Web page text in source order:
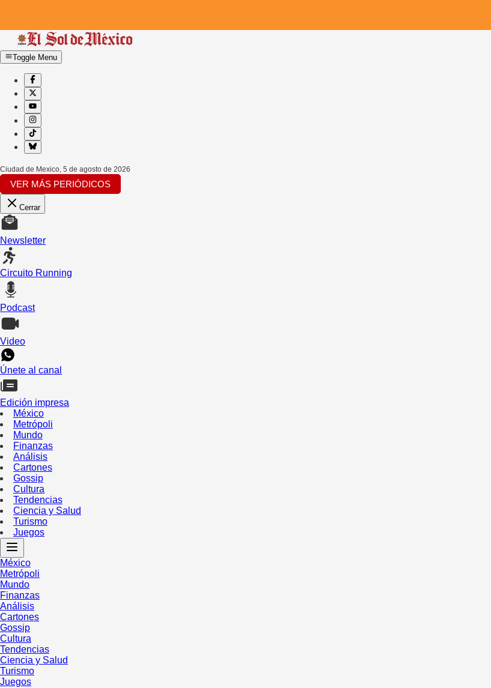
Toggle Menu
Ciudad de Mexico, 5 de agosto de 2026
VER MÁS PERIÓDICOS
Cerrar
Newsletter
Circuito Running
Podcast
Video
Únete al canal
Edición impresa
México
Metrópoli
Mundo
Finanzas
Análisis
Cartones
Gossip
Cultura
Tendencias
Ciencia y Salud
Turismo
Juegos
México
Metrópoli
Mundo
Finanzas
Análisis
Cartones
Gossip
Cultura
Tendencias
Ciencia y Salud
Turismo
Juegos